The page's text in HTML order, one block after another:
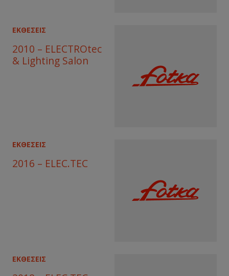
ΕΚΘΕΣΕΙΣ
2010 – ELECTROtec
& Lighting Salon
ΕΚΘΕΣΕΙΣ
2016 – ELEC.TEC
ΕΚΘΕΣΕΙΣ